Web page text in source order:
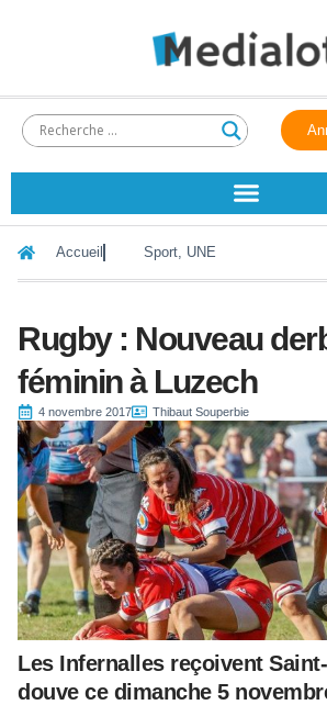
Accueil Sport, UNE
Rugby : Nouveau
féminin à Luzech
4 novembre 2017 Thibaut Souperbie
Les Infernalles reçoivent
douve ce dimanche 5